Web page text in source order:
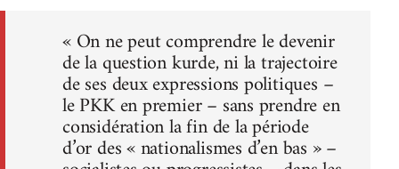
« On ne peut comprendre le devenir
de la question kurde, ni la trajectoire
de ses deux expressions politiques –
le PKK en premier – sans prendre en
considération la fin de la période
d’or des « nationalismes d’en bas » –